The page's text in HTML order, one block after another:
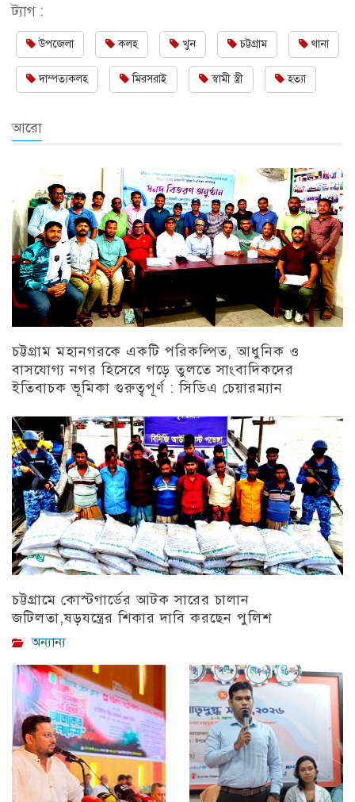
ট্যাগ :
উপজেলা কলহ খুন চট্টগ্রাম থানা
দাম্পত্যকলহ মিরসরাই স্বামী স্ত্রী হত্যা
আরো
চট্টগ্রাম মহানগরকে একটি পরিকল্পিত, আধুনিক ও
বাসযোগ্য নগর হিসেবে গড়ে তুলতে সাংবাদিকদের
ইতিবাচক ভূমিকা গুরুত্বপূর্ণ : সিডিএ চেয়ারম্যান
চট্টগ্রামে কোস্টগার্ডের আটক সারের চালান
জটিলতা,ষড়যন্ত্রের শিকার দাবি করছেন পুলিশ
অন্যান্য